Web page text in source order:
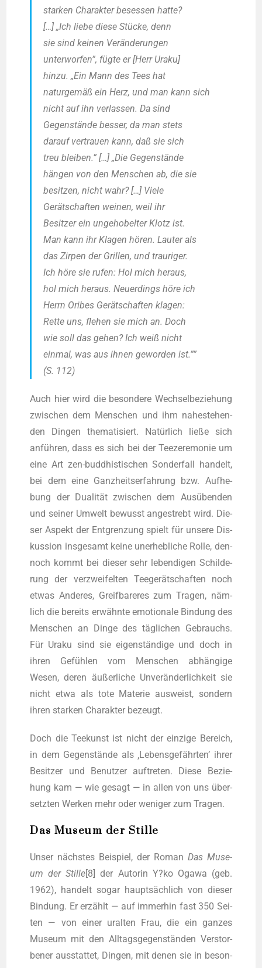
star­ken Cha­rak­ter beses­sen hat­te?
[…] „Ich lie­be die­se Stü­cke, denn
sie sind kei­nen Ver­än­de­run­gen
unter­wor­fen”, füg­te er [Herr Ura­ku]
hin­zu. „Ein Mann des Tees hat
natur­ge­mäß ein Herz, und man kann sich
nicht auf ihn ver­las­sen. Da sind
Gegen­stän­de bes­ser, da man stets
dar­auf ver­trau­en kann, daß sie sich
treu blei­ben.” […] „Die Gegen­stän­de
hän­gen von den Men­schen ab, die sie
besit­zen, nicht wahr? […] Vie­le
Gerät­schaf­ten wei­nen, weil ihr
Besit­zer ein unge­ho­bel­ter Klotz ist.
Man kann ihr Kla­gen hören. Lau­ter als
das Zir­pen der Gril­len, und trau­ri­ger.
Ich höre sie rufen: Hol mich her­aus,
hol mich her­aus. Neu­er­dings höre ich
Herrn Ori­bes Gerät­schaf­ten kla­gen:
Ret­te uns, fle­hen sie mich an. Doch
wie soll das gehen? Ich weiß nicht
ein­mal, was aus ihnen gewor­den ist.””
(S. 112)
Auch hier wird die beson­de­re Wech­sel­be­zie­hung
zwi­schen dem Men­schen und ihm nahe­ste­hen­
den Din­gen the­ma­ti­siert. Natür­lich lie­ße sich
anfüh­ren, dass es sich bei der Tee­ze­re­mo­nie um
eine Art zen-bud­dhis­ti­schen Son­der­fall han­delt,
bei dem eine Ganz­heits­er­fah­rung bzw. Auf­he­
bung der Dua­li­tät zwi­schen dem Aus­üben­den
und sei­ner Umwelt bewusst ange­strebt wird. Die­
ser Aspekt der Ent­gren­zung spielt für unse­re Dis­
kus­si­on ins­ge­samt kei­ne uner­heb­li­che Rol­le, den­
noch kommt bei die­ser sehr leben­di­gen Schil­de­
rung der ver­zwei­fel­ten Tee­ge­rät­schaf­ten noch
etwas Ande­res, Greif­ba­re­res zum Tra­gen, näm­
lich die bereits erwähn­te emo­tio­na­le Bin­dung des
Men­schen an Din­ge des täg­li­chen Gebrauchs.
Für Ura­ku sind sie eigen­stän­di­ge und doch in
ihren Gefüh­len vom Men­schen abhän­gi­ge
Wesen, deren äußer­li­che Unver­än­der­lich­keit sie
nicht etwa als tote Mate­rie aus­weist, son­dern
ihren star­ken Cha­rak­ter bezeugt.
Doch die Tee­kunst ist nicht der ein­zi­ge Bereich,
in dem Gegen­stän­de als ‚Lebens­ge­fähr­ten’ ihrer
Besit­zer und Benut­zer auf­tre­ten. Die­se Bezie­
hung kam — wie gesagt — in allen von uns über­
setz­ten Wer­ken mehr oder weni­ger zum Tragen.
Das Museum der Stille
Unser nächs­tes Bei­spiel, der Roman Das Muse­
um der Stil­le[8] der Autorin Y?ko Oga­wa (geb.
1962), han­delt sogar haupt­säch­lich von die­ser
Bin­dung. Er erzählt — auf immer­hin fast 350 Sei­
ten — von einer uralten Frau, die ein gan­zes
Muse­um mit den All­tags­ge­gen­stän­den Ver­stor­
be­ner aus­stat­tet, Din­gen, mit denen sie in beson­